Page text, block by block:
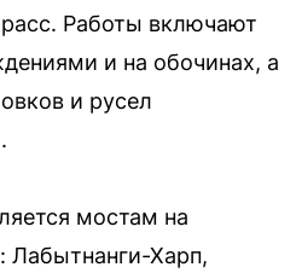
Работы включают
и на обочинах, а
и русел
мостам на
Харп,